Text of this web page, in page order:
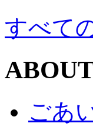
すべて
ごあ